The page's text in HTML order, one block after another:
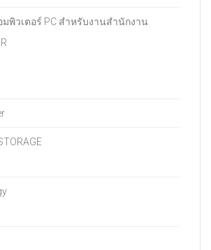
มพิวเตอร์ PC สําหรับงานสํานักงาน